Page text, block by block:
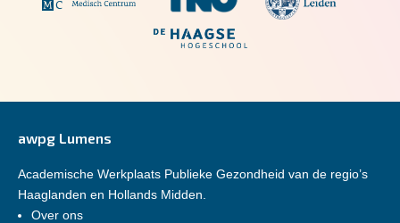
awpg Lumens
Academische Werkplaats Publieke Gezondheid van de regio’s
Haaglanden en Hollands Midden.
Over ons